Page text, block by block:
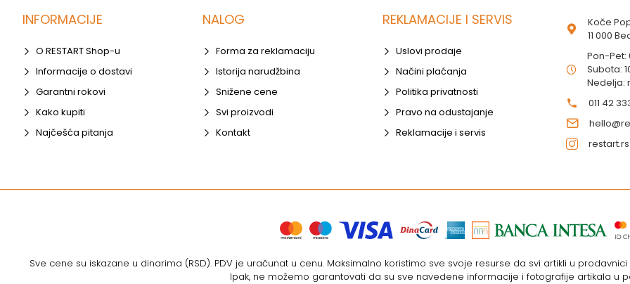
INFORMACIJE
O RESTART Shop-u
Informacije o dostavi
Garantni rokovi
Kako kupiti
Najčešća pitanja
NALOG
Forma za reklamaciju
Istorija narudžbina
Snižene cene
Svi proizvodi
Kontakt
REKLAMACIJE I SERVIS
Uslovi prodaje
Načini plaćanja
Politika privatnosti
Pravo na odustajanje
Reklamacije i servis
Koče
11 000
Pon-Pet:
Subota:
Nedelja:
011 42
restart.rs
Sve cene su iskazane u dinarima (RSD). PDV je uračunat u cenu. Maksimalno koristimo sve svoje resurse da svi artikli u
Ipak, ne možemo garantovati da su sve navedene informacije i fotografije artikala u